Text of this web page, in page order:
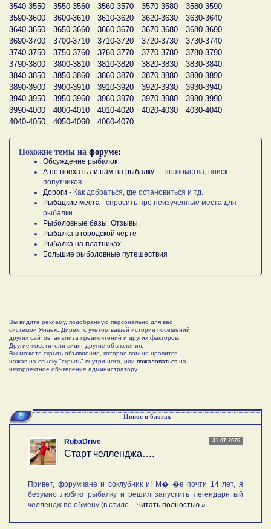
3540-3550
3550-3560 3560-3570 3570-3580
3580-3590
3590-3600
3600-3610 3610-3620 3620-3630
3630-3640
3640-3650
3650-3660 3660-3670 3670-3680
3680-3690
3690-3700
3700-3710 3710-3720 3720-3730
3730-3740
3740-3750
3750-3760 3760-3770 3770-3780
3780-3790
3790-3800
3800-3810 3810-3820 3820-3830
3830-3840
3840-3850
3850-3860 3860-3870 3870-3880
3880-3890
3890-3900
3900-3910 3910-3920 3920-3930
3930-3940
3940-3950
3950-3960 3960-3970 3970-3980
3980-3990
3990-4000
4000-4010 4010-4020 4020-4030
4030-4040
4040-4050
4050-4060 4060-4070
Похожие темы на форуме:
Обсуждение рыбалок
А не поехать ли нам на рыбалку...
- знакомства, поиск
попутчиков
Дороги - Как добраться, где остановиться и тд.
Рыбацкие места - спросить про неизученные места для
рыбалки
Рыболовные базы. Отзывы.
Рыбалка в городской черте
Рыбалка на платниках
Большие рыболовные путешествия
Вы видите рекламу, подобранную персонально для вас
системой Яндекс.Директ с учетом вашей истории посещений
других сайтов, анализа предпочтений и других факторов.
Другие посетители видят другие объявления.
Вы можете скрыть объявление, которое вам не нравится,
нажав на ссылку "скрыть" внутри него, или пожаловаться на
некорректное объявление администратору.
Новое в блогах
31.07.2026
RubaDrive
Старт челленджа….
Привет, форумчане и соклубник и! М� �е почти 14 лет, я
безумно люблю рыбалку и решил запустить легендарн ый
челлендж по обмену (в стиле ... Читать полностью »